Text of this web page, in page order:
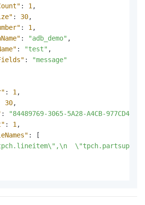
: 1 ,
: 30,
: 1 ,
: "adb_demo" ,
: "test" ,
:
"message"
: 1 ,
30,
:
"84489769-3065-5A28-A4CB-
: 1 ,
:
[